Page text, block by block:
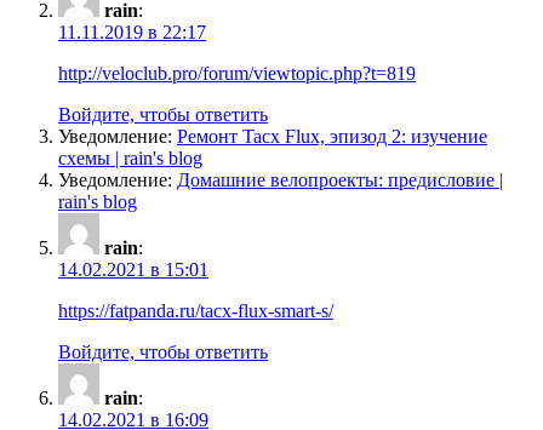
rain:
11.11.2019 в 22:17
http://veloclub.pro/forum/viewtopic.php?t=819
Войдите, чтобы ответить
Уведомление: Ремонт Tacx Flux, эпизод 2: изучение
схемы | rain's blog
Уведомление: Домашние велопроекты: предисловие |
rain's blog
rain:
14.02.2021 в 15:01
https://fatpanda.ru/tacx-flux-smart-s/
Войдите, чтобы ответить
rain:
14.02.2021 в 16:09